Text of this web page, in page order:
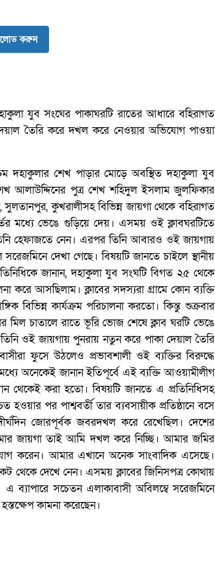
করুন
যুব সংঘের পাকাঘরটি রাতের আধারে বহিরাগত
তৈরি করে দখল করে নেওয়ার অভিযোগ পাওয়া
দহাকুলার শেখ পাড়ার মোড়ে অবস্থিত দহাকুলা যুব
আলাউদ্দিনের পুত্র শেখ শহিদুল ইসলাম জুলফিকার
সুলতানপুর, কুখরালীসহ বিভিন্ন জায়গা থেকে বহিরাগত
মধ্যে ভেঙে গুড়িয়ে দেয়। এসময় ওই ক্লাবঘরটিতে
হেফাজতে নেন। এরপর তিনি আবারও ওই জায়গায়
দেখা গেছে। বিষয়টি জানতে চাইলে স্থানীয়
জানান, দহাকুলা যুব সংঘটি বিগত ২৫ থেকে
করে আসছিলাম। ক্লাবের সদস্যরা গ্রামে কোন ব্যক্তি
বিভিন্ন কার্যক্রম পরিচালনা করতো। কিন্তু শুক্রবার
চাতালে রাতে ভূরি ভোজ শেষে ক্লাব ঘরটি ভেঙে
ওই জায়গায় পুনরায় নতুন করে পাকা দেয়াল তৈরি
ফুসে উঠলেও প্রভাবশালী ওই ব্যক্তির বিরুদ্ধে
অনেকেই জানান ইতিপূর্বে এই ব্যক্তি আওয়ামীলীগ
থেকেই করা হতো। বিষয়টি জানতে এ প্রতিনিধিসহ
পর পাশ্ববর্তী তার ব্যবসায়ীক প্রতিষ্ঠানে বসে
জোরপূর্বক জবরদখল করে রেখেছিল। দেশের
জায়গা তাই আমি দখল করে নিচ্ছি। আমার জমির
করেন। আমার এখানে অনেক সাংবাদিক এসেছে।
থেকে দেখে নেন। এসময় ক্লাবের জিনিসপত্র কোথায়
সচেতন এলাকাবাসী অবিলম্বে সরেজমিনে
কামনা করেছেন।